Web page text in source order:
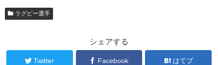
ラグビー選手
シェアする
Twitter Facebook はてブ